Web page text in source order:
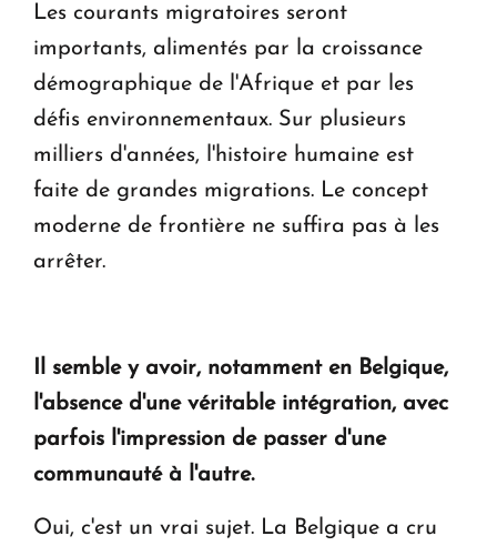
Les courants migratoires seront
importants, alimentés par la croissance
démographique de l'Afrique et par les
défis environnementaux. Sur plusieurs
milliers d'années, l'histoire humaine est
faite de grandes migrations. Le concept
moderne de frontière ne suffira pas à les
arrêter.
Il semble y avoir, notamment en Belgique,
l'absence d'une véritable intégration, avec
parfois l'impression de passer d'une
communauté à l'autre.
Oui, c'est un vrai sujet. La Belgique a cru